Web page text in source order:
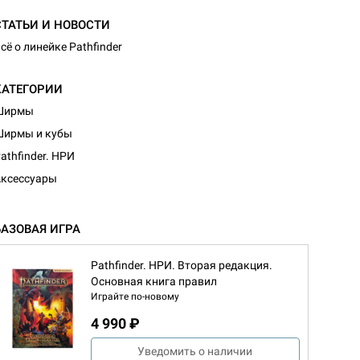
И НОВОСТИ
о линейке Pathfinder
и кубы
НРИ
ИГРА
Pathfinder. НРИ. Вторая редакция.
Основная книга правил
Играйте по-новому
4 990 ₽
Уведомить о наличии